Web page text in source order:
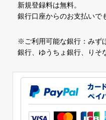
新規登録料は無料。
銀行口座からのお支払いで
※ご利用可能な銀行：みず
銀行、ゆうちょ銀行、りそ